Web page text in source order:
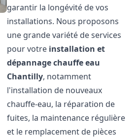
garantir la longévité de vos
installations. Nous proposons
une grande variété de services
pour votre installation et
dépannage chauffe eau
Chantilly, notamment
l'installation de nouveaux
chauffe-eau, la réparation de
fuites, la maintenance régulière
et le remplacement de pièces